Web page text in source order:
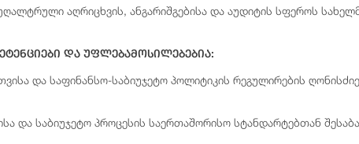
აღრიცხვის, ანგარიშგებისა და აუდიტის სფეროს
Და Უფლებამოსილებებია:
და საფინანსო-საბიუჯეტო პოლიტიკის რეგულირების
და საბიუჯეტო პროცესის საერთაშორისო სტანდარტებთან